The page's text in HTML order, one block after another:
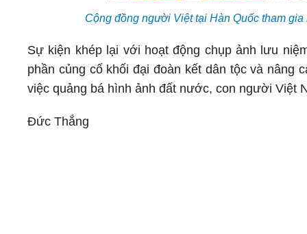
Cộng đồng người Việt tại Hàn Quốc tham
Sự kiện khép lại với hoạt động chụp ảnh lưu
phần củng cố khối đại đoàn kết dân tộc và nâng
việc quảng bá hình ảnh đất nước, con người Việt
Đức Thắng